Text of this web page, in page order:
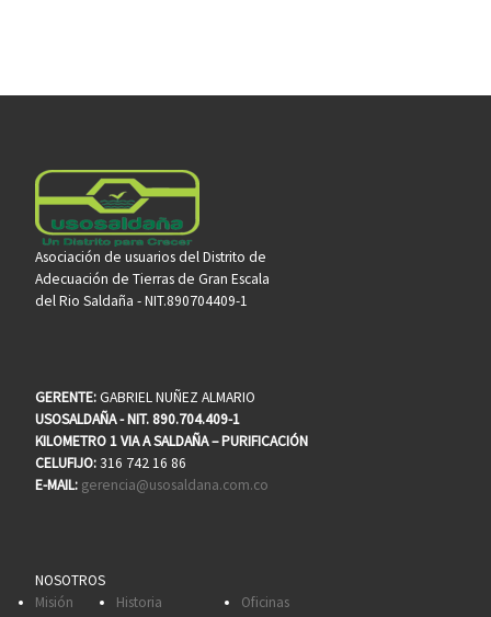
Asociación de usuarios del Distrito de
Adecuación de Tierras de Gran Escala
del Rio Saldaña - NIT.890704409-1
GERENTE:GABRIEL NUÑEZ ALMARIO
USOSALDAÑA - NIT. 890.704.409-1
KILOMETRO 1 VIA A SALDAÑA – PURIFICACIÓN
CELUFIJO:316 742 16 86
E-MAIL: gerencia@usosaldana.com.co
NOSOTROS
Misión
Historia Oficinas